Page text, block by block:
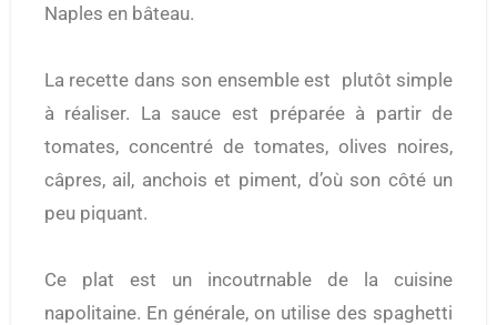
Naples en bâteau.
La recette dans son ensemble est plutôt simple
à réaliser. La sauce est préparée à partir de
tomates, concentré de tomates, olives noires,
câpres, ail, anchois et piment, d’où son côté un
peu piquant.
Ce plat est un incoutrnable de la cuisine
napolitaine. En générale, on utilise des spaghetti